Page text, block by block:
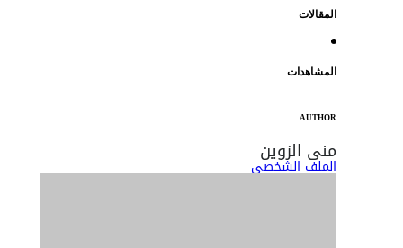
المقالات
المشاهدات
AUTHOR
منى الزوين
الملف الشخصي